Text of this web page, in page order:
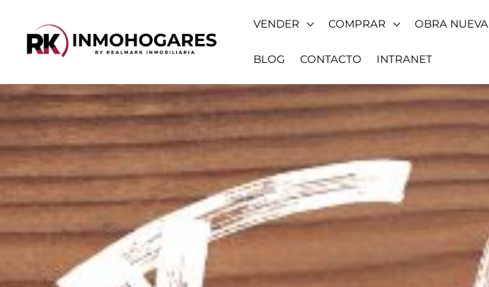
contenido
VENDER COMPRAR OBRA NUEVA
BLOG CONTACTO INTRANET